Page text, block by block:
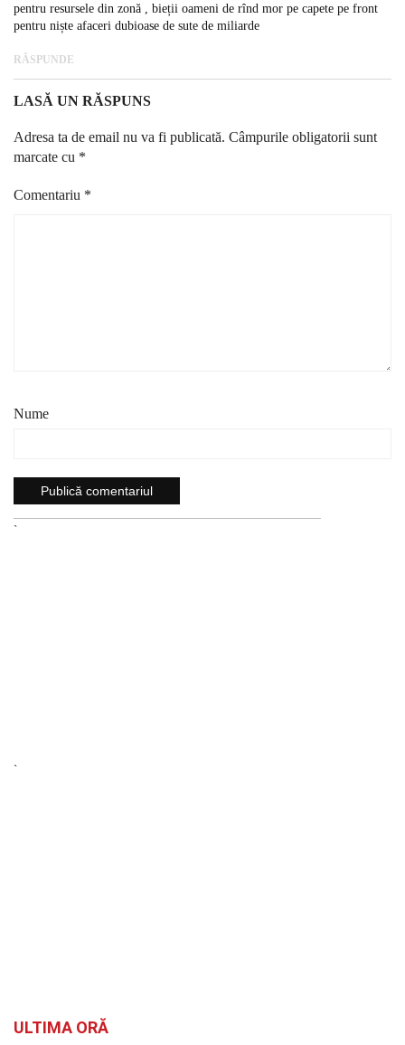
pentru resursele din zonă , bieții oameni de rînd mor pe capete pe front
pentru niște afaceri dubioase de sute de miliarde
RĂSPUNDE
LASĂ UN RĂSPUNS
Adresa ta de email nu va fi publicată. Câmpurile obligatorii sunt
marcate cu *
Comentariu *
Nume
`
`
ULTIMA ORĂ